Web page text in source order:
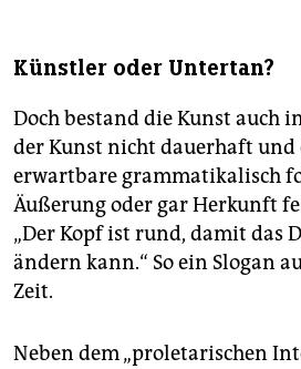
Künstler oder Untertan?
Doch bestand die Kunst auch
der Kunst nicht dauerhaft und
erwartbare grammatikalisch
Äußerung oder gar Herkunft
„Der Kopf ist rund, damit das
ändern kann.“ So ein Slogan
Zeit.
Neben dem „proletarischen